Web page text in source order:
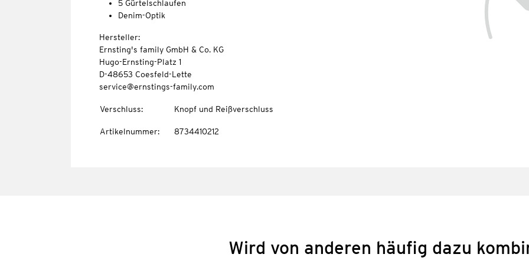
5 Gürtelschlaufen
Denim-Optik
Hersteller:
Ernsting's family GmbH & Co. KG
Hugo-Ernsting-Platz 1
D-48653 Coesfeld-Lette
service@ernstings-family.com
Verschluss: Knopf und Reißverschluss
Artikelnummer: 8734410212
Wird von anderen häufig dazu